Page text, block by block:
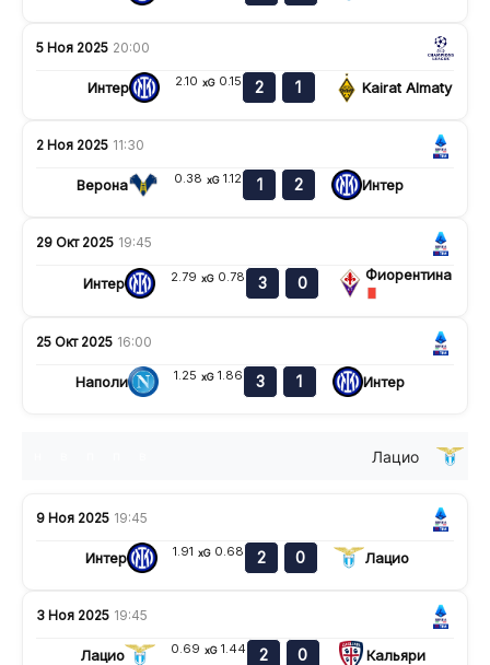
5 Ноя 2025 20:00
Интер 2.10 xG 0.15 2 1 Kairat Almaty
2 Ноя 2025 11:30
Верона 0.38 xG 1.12 1 2 Интер
29 Окт 2025 19:45
Интер 2.79 xG 0.78 3 0 Фиорентина
25 Окт 2025 16:00
Наполи 1.25 xG 1.86 3 1 Интер
Лацио
9 Ноя 2025 19:45
Интер 1.91 xG 0.68 2 0 Лацио
3 Ноя 2025 19:45
Лацио 0.69 xG 1.44 2 0 Кальяри